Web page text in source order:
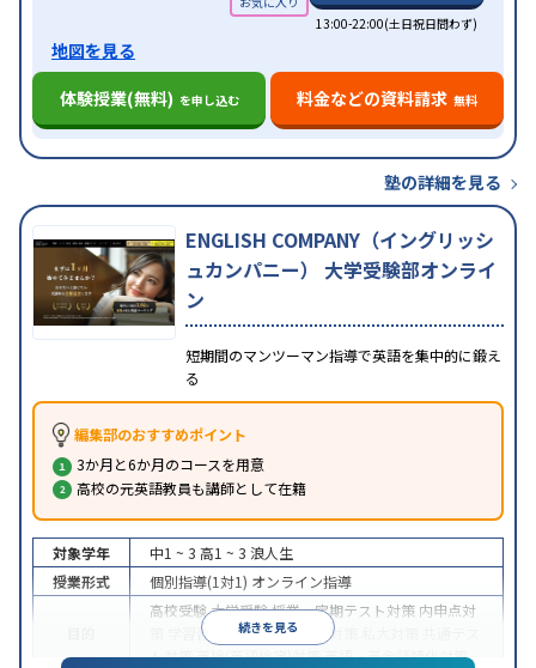
13:00-22:00(土日祝日問わず)
地図を見る
体験授業(無料) を申し込む 料金などの資料請求 無料
塾の詳細を見る
ENGLISH COMPANY（イングリッシ
ュカンパニー） 大学受験部オンライ
ン
短期間のマンツーマン指導で英語を集中的に鍛え
る
編集部のおすすめポイント
3か月と6か月のコースを用意
高校の元英語教員も講師として在籍
続きを見る
対象学年 中1 ~ 3 高1 ~ 3 浪人生
授業形式
個別指導(1対1) オンライン指導
高校受験大学受験授業・定期テスト対策 内申点対
学習習慣の定着国公立大対策
ト対策英検(英語検定)対策英語・英会話特化対策